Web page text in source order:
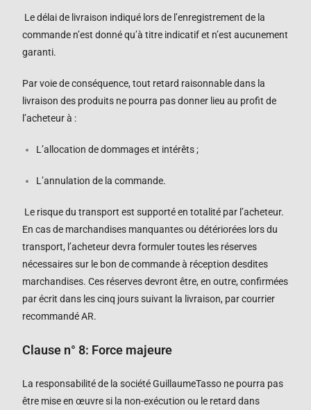
Le délai de livraison indiqué lors de l’enregistrement de la
commande n’est donné qu’à titre indicatif et n’est aucunement
garanti.
Par voie de conséquence, tout retard raisonnable dans la
livraison des produits ne pourra pas donner lieu au profit de
l’acheteur à :
L’allocation de dommages et intérêts ;
L’annulation de la commande.
Le risque du transport est supporté en totalité par l’acheteur.
En cas de marchandises manquantes ou détériorées lors du
transport, l’acheteur devra formuler toutes les réserves
nécessaires sur le bon de commande à réception desdites
marchandises. Ces réserves devront être, en outre, confirmées
par écrit dans les cinq jours suivant la livraison, par courrier
recommandé AR.
Clause n° 8: Force majeure
La responsabilité de la sociétéGuillaumeTasso ne pourra pas
être mise en œuvre si la non-exécution ou le retard dans